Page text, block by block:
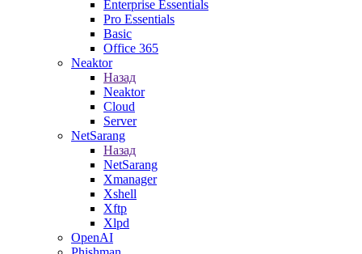
Enterprise Essentials
Pro Essentials
Basic
Office 365
Neaktor
Назад
Neaktor
Cloud
Server
NetSarang
Назад
NetSarang
Xmanager
Xshell
Xftp
Xlpd
OpenAI